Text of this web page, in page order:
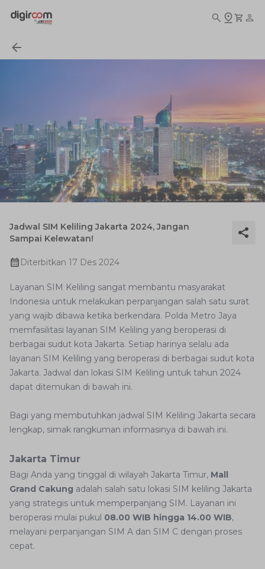
Jadwal SIM Keliling Jakarta 2024, Jangan
Sampai Kelewatan!
Diterbitkan 17 Des 2024
Layanan SIM Keliling sangat membantu masyarakat
Indonesia untuk melakukan perpanjangan salah satu surat
yang wajib dibawa ketika berkendara. Polda Metro Jaya
memfasilitasi layanan SIM Keliling yang beroperasi di
berbagai sudut kota Jakarta. Setiap harinya selalu ada
layanan SIM Keliling yang beroperasi di berbagai sudut kota
Jakarta. Jadwal dan lokasi SIM Keliling untuk tahun 2024
dapat ditemukan di bawah ini.
Bagi yang membutuhkan jadwal SIM Keliling Jakarta secara
lengkap, simak rangkuman informasinya di bawah ini.
Jakarta Timur
Bagi Anda yang tinggal di wilayah Jakarta Timur, Mall
Grand Cakung adalah salah satu lokasi SIM keliling Jakarta
yang strategis untuk memperpanjang SIM. Layanan ini
beroperasi mulai pukul 08.00 WIB hingga 14.00 WIB,
melayani perpanjangan SIM A dan SIM C dengan proses
cepat.